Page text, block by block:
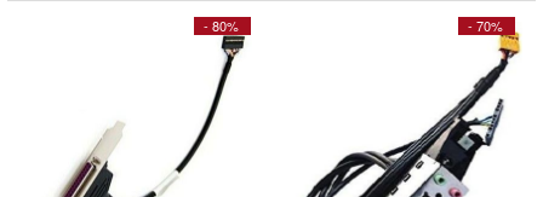
- 80% - 70%